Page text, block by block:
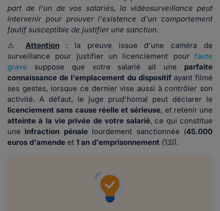
part de l'un de vos salariés, la vidéosurveillance peut
intervenir pour prouver l'existence d'un comportement
fautif susceptible de justifier une sanction.
⚠
Attention: la preuve issue d'une caméra de
surveillance pour justifier un licenciement pour faute
grave suppose que votre salarié ait une parfaite
connaissance de l'emplacement du dispositif ayant filmé
ses gestes, lorsque ce dernier vise aussi à contrôler son
activité. A défaut, le juge prud'homal peut déclarer le
licenciement sans cause réelle et sérieuse, et retenir une
atteinte à la vie privée de votre salarié, ce qui constitue
une infraction pénalelourdement sanctionnée (45.000
euros d'amende et 1 an d'emprisonnement (13)).